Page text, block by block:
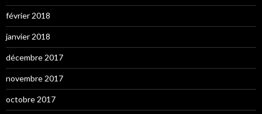
février 2018
janvier 2018
décembre 2017
novembre 2017
octobre 2017